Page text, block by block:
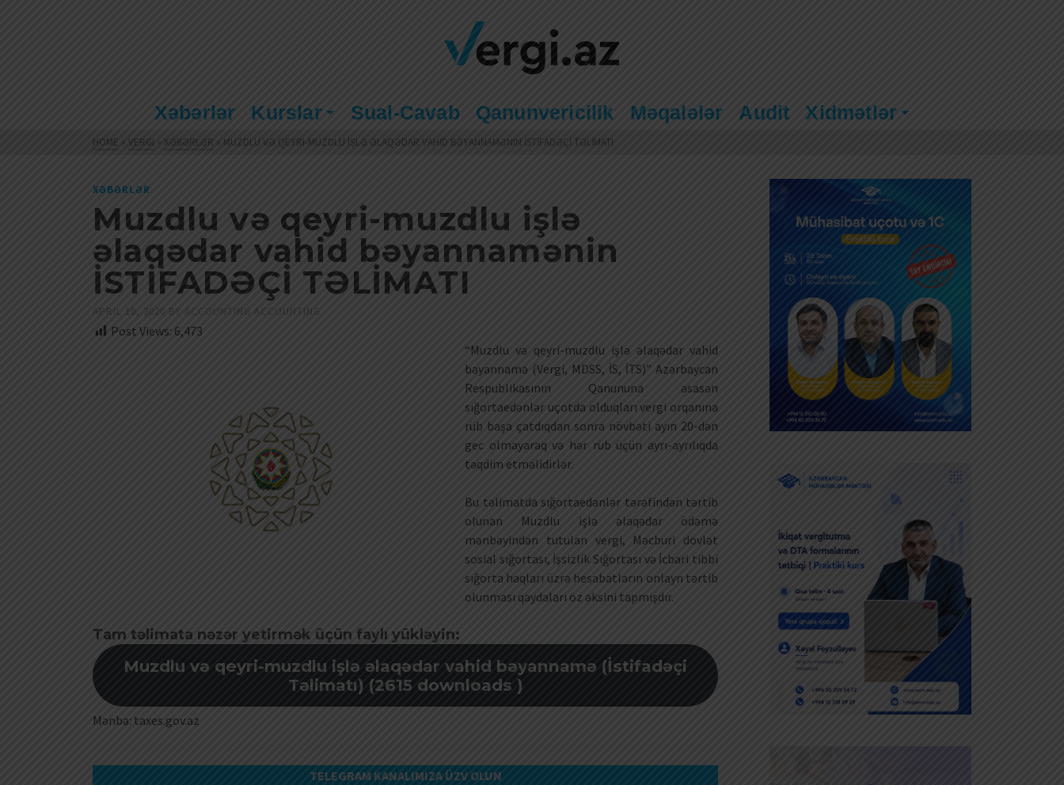
Xəbərlər Kurslar Sual-Cavab Qanunvericilik Məqalələr Audit Xidmətlər
HOME » VERGI » XƏBƏRLƏR » MUZDLU VƏ QEYRI-MUZDLU IŞLƏ ƏLAQƏDAR VAHID BƏYANNAMƏNIN İSTİFADƏÇİ TƏLİMATI
XƏBƏRLƏR
Muzdlu və qeyri-muzdlu işlə
əlaqədar vahid bəyannamənin
İSTİFADƏÇİ TƏLİMATI
APRIL 10, 2020 BY ACCOUNTING ACCOUNTING
Post Views: 6,473
“Muzdlu və qeyri-muzdlu işlə əlaqədar vahid
bəyannamə (Vergi, MDSS, İS, İTS)” Azərbaycan
Respublikasının Qanununa əsasən
sığortaedənlər uçotda olduqları vergi orqanına
rüb başa çatdıqdan sonra növbəti ayın 20-dən
gec olmayaraq və hər rüb üçün ayrı-ayrılıqda
təqdim etməlidirlər.
Bu təlimatda sığortaedənlər tərəfindən tərtib
olunan Muzdlu işlə əlaqədar ödəmə
mənbəyindən tutulan vergi, Məcburi dövlət
sosial sığortası, İşsizlik Sığortası və İcbari tibbi
sığorta haqları üzrə hesabatların onlayn tərtib
olunması qaydaları öz əksini tapmışdır.
Tam təlimata nəzər yetirmək üçün faylı yükləyin:
Muzdlu və qeyri-muzdlu işlə əlaqədar vahid bəyannamə (İstifadəçi
Təlimatı) (2615 downloads )
Mənbə: taxes.gov.az
TELEGRAM KANALIMIZA ÜZV OLUN